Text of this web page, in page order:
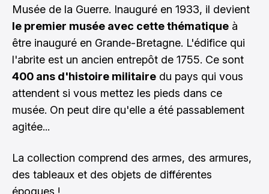
Musée de la Guerre. Inauguré en 1933, il devient
le premier musée avec cette thématique à
être inauguré en Grande-Bretagne. L'édifice qui
l'abrite est un ancien entrepôt de 1755. Ce sont
400 ans d'histoire militaire du pays qui vous
attendent si vous mettez les pieds dans ce
musée. On peut dire qu'elle a été passablement
agitée...
La collection comprend des armes, des armures,
des tableaux et des objets de différentes
époques !